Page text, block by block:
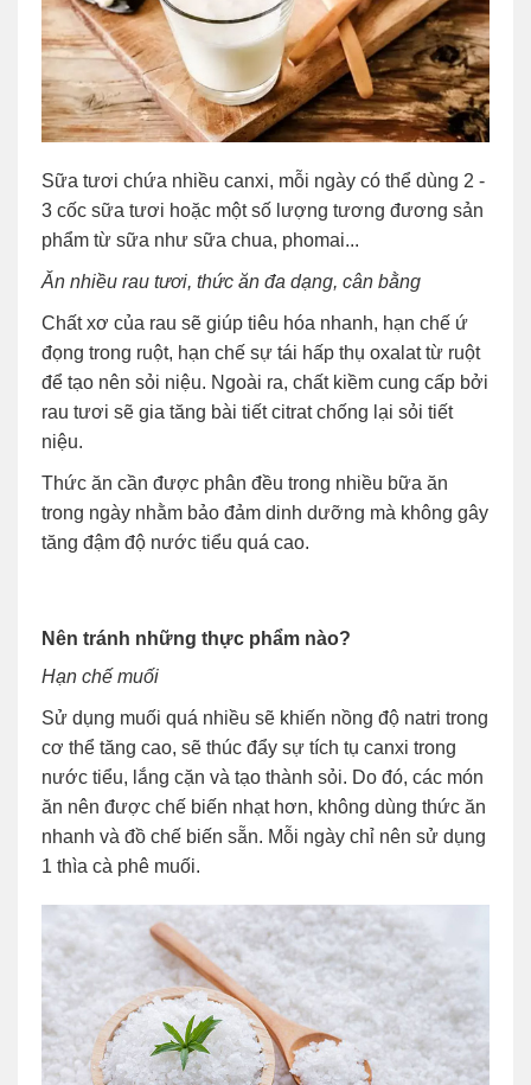
Sữa tươi chứa nhiều canxi, mỗi ngày có thể dùng 2 -
3 cốc sữa tươi hoặc một số lượng tương đương sản
phẩm từ sữa như sữa chua, phomai...
Ăn nhiều rau tươi, thức ăn đa dạng, cân bằng
Chất xơ của rau sẽ giúp tiêu hóa nhanh, hạn chế ứ
đọng trong ruột, hạn chế sự tái hấp thụ oxalat từ ruột
để tạo nên sỏi niệu. Ngoài ra, chất kiềm cung cấp bởi
rau tươi sẽ gia tăng bài tiết citrat chống lại sỏi tiết
niệu.
Thức ăn cần được phân đều trong nhiều bữa ăn
trong ngày nhằm bảo đảm dinh dưỡng mà không gây
tăng đậm độ nước tiểu quá cao.
Nên tránh những thực phẩm nào?
Hạn chế muối
Sử dụng muối quá nhiều sẽ khiến nồng độ natri trong
cơ thể tăng cao, sẽ thúc đẩy sự tích tụ canxi trong
nước tiểu, lắng cặn và tạo thành sỏi. Do đó, các món
ăn nên được chế biến nhạt hơn, không dùng thức ăn
nhanh và đồ chế biến sẵn. Mỗi ngày chỉ nên sử dụng
1 thìa cà phê muối.